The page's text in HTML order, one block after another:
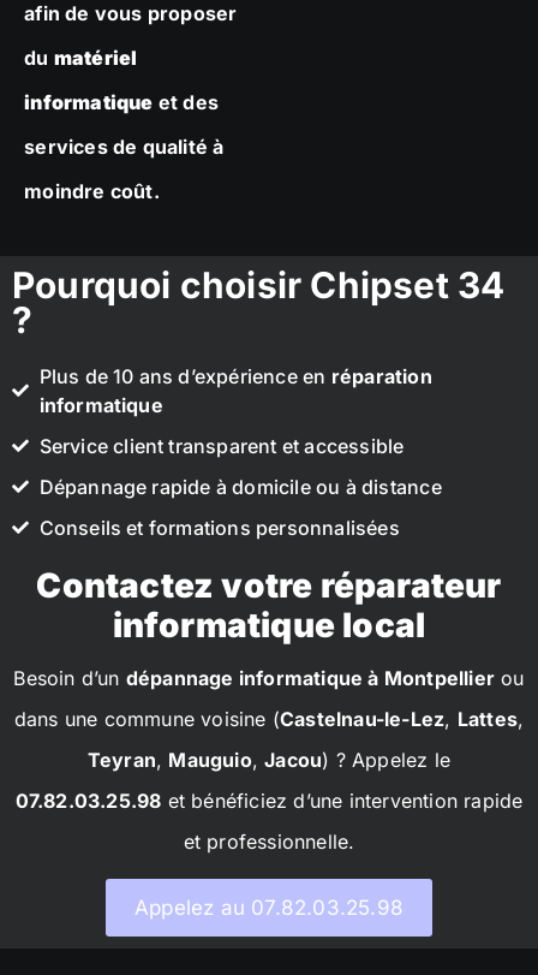
afin de vous proposer
du matériel
informatique et des
services de qualité à
moindre coût.
Pourquoi choisir Chipset 34
?
Plus de 10 ans d’expérience en réparation
informatique
Service client transparent et accessible
Dépannage rapide à domicile ou à distance
Conseils et formations personnalisées
Contactez votre réparateur
informatique local
Besoin d’un dépannage informatique à Montpellier ou
dans une commune voisine (Castelnau-le-Lez, Lattes,
Teyran, Mauguio,Jacou) ? Appelez le
07.82.03.25.98 et bénéficiez d’une intervention rapide
et professionnelle.
Appelez au 07.82.03.25.98